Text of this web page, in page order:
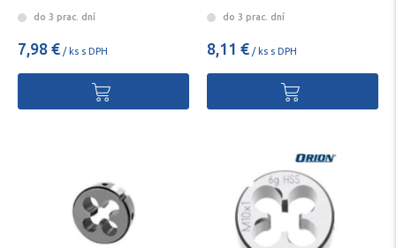
do 3 prac. dní
7,98 € / ks s DPH
do 3 prac. dní
8,11 € / ks s DPH